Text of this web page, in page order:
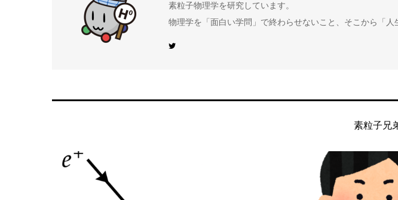
素粒子物理学を研究しています。
物理学を「面白い学問」で終わらせないこと、そこから「
素粒子兄